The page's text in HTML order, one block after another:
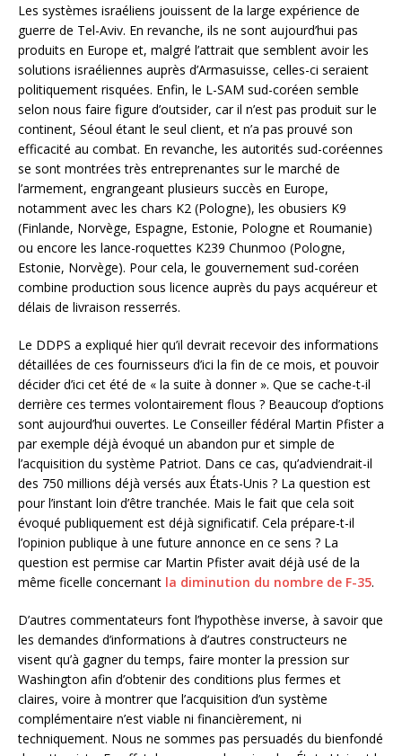
Les systèmes israéliens jouissent de la large expérience de
guerre de Tel-Aviv. En revanche, ils ne sont aujourd’hui pas
produits en Europe et, malgré l’attrait que semblent avoir les
solutions israéliennes auprès d’Armasuisse, celles-ci seraient
politiquement risquées. Enfin, le L-SAM sud-coréen semble
selon nous faire figure d’outsider, car il n’est pas produit sur le
continent, Séoul étant le seul client, et n’a pas prouvé son
efficacité au combat. En revanche, les autorités sud-coréennes
se sont montrées très entreprenantes sur le marché de
l’armement, engrangeant plusieurs succès en Europe,
notamment avec les chars K2 (Pologne), les obusiers K9
(Finlande, Norvège, Espagne, Estonie, Pologne et Roumanie)
ou encore les lance-roquettes K239 Chunmoo (Pologne,
Estonie, Norvège). Pour cela, le gouvernement sud-coréen
combine production sous licence auprès du pays acquéreur et
délais de livraison resserrés.
Le DDPS a expliqué hier qu’il devrait recevoir des informations
détaillées de ces fournisseurs d’ici la fin de ce mois, et pouvoir
décider d’ici cet été de « la suite à donner ». Que se cache-t-il
derrière ces termes volontairement flous ? Beaucoup d’options
sont aujourd’hui ouvertes. Le Conseiller fédéral Martin Pfister a
par exemple déjà évoqué un abandon pur et simple de
l’acquisition du système Patriot. Dans ce cas, qu’adviendrait-il
des 750 millions déjà versés aux États-Unis ? La question est
pour l’instant loin d’être tranchée. Mais le fait que cela soit
évoqué publiquement est déjà significatif. Cela prépare-t-il
l’opinion publique à une future annonce en ce sens ? La
question est permise car Martin Pfister avait déjà usé de la
même ficelle concernant la diminution du nombre de F-35.
D’autres commentateurs font l’hypothèse inverse, à savoir que
les demandes d’informations à d’autres constructeurs ne
visent qu’à gagner du temps, faire monter la pression sur
Washington afin d’obtenir des conditions plus fermes et
claires, voire à montrer que l’acquisition d’un système
complémentaire n’est viable ni financièrement, ni
techniquement. Nous ne sommes pas persuadés du bienfondé